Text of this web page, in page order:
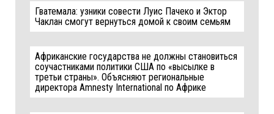
Гватемала: узники совести Луис Пачеко и Эктор
Чаклан смогут вернуться домой к своим семьям
Африканские государства не должны становиться
соучастниками политики США по «высылке в
третьи страны». Объясняют региональные
директора Amnesty International по Африке